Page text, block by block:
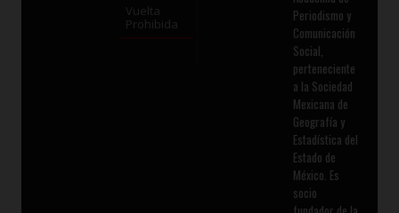
Vuelta
Prohibida
Periodismo y
Comunicación
Social,
perteneciente
a la Sociedad
Mexicana de
Geografía y
Estadística del
Estado de
México. Es
socio